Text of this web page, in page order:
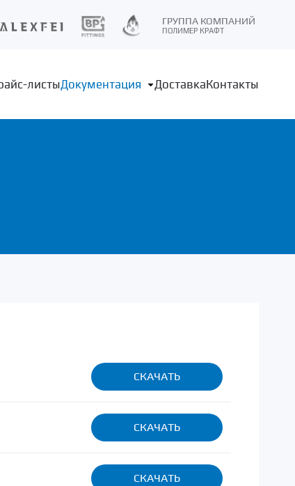
ГРУППА КОМПАНИЙ
ПОЛИМЕР КРАФТ
листыДокументация ДоставкаКонтакты
СКАЧАТЬ
СКАЧАТЬ
СКАЧАТЬ